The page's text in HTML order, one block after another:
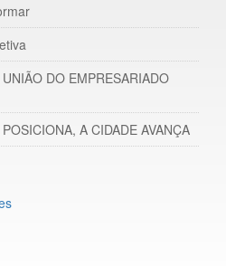
DO EMPRESARIADO
A CIDADE AVANÇA